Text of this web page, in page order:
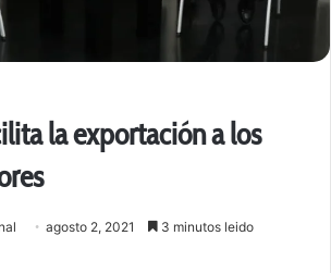
la exportación a los
agosto 2, 2021 3 minutos leido